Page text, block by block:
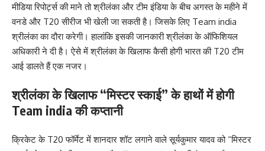
मीडिया रिपोर्ट्स की माने तो श्रीलंका और टीम इंडिया के बीच अगस्त के महीने में
वनडे और T20 सीरीज भी खेली जा सकती है। जिसके लिए Team india
श्रीलंका का दौरा करेगी। हालांकि इसकी जानकारी श्रीलंका के ऑफिशियल
अधिकारी ने दी है। ऐसे में श्रीलंका के खिलाफ कैसी होगी भारत की T20 टीम
आई डालते हैं एक नजर।
श्रीलंका के खिलाफ “मिस्टर स्काई” के हाथों में होगी
Team india की कप्तानी
क्रिकेट के T20 फॉर्मेट में शानदार शॉट लगाने वाले सूर्यकुमार यादव को “मिस्टर